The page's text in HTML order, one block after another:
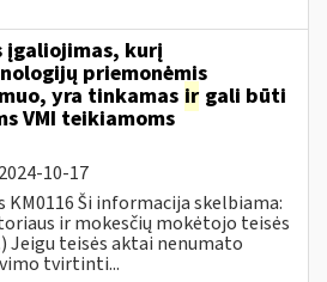
kurį
priemonėmis
yra tinkamas ir gali būti
VMI teikiamoms
2024-10-17
Ši informacija skelbiama:
ir mokesčių mokėtojo teisės
Jeigu teisės aktai nenumato
tvirtinti...